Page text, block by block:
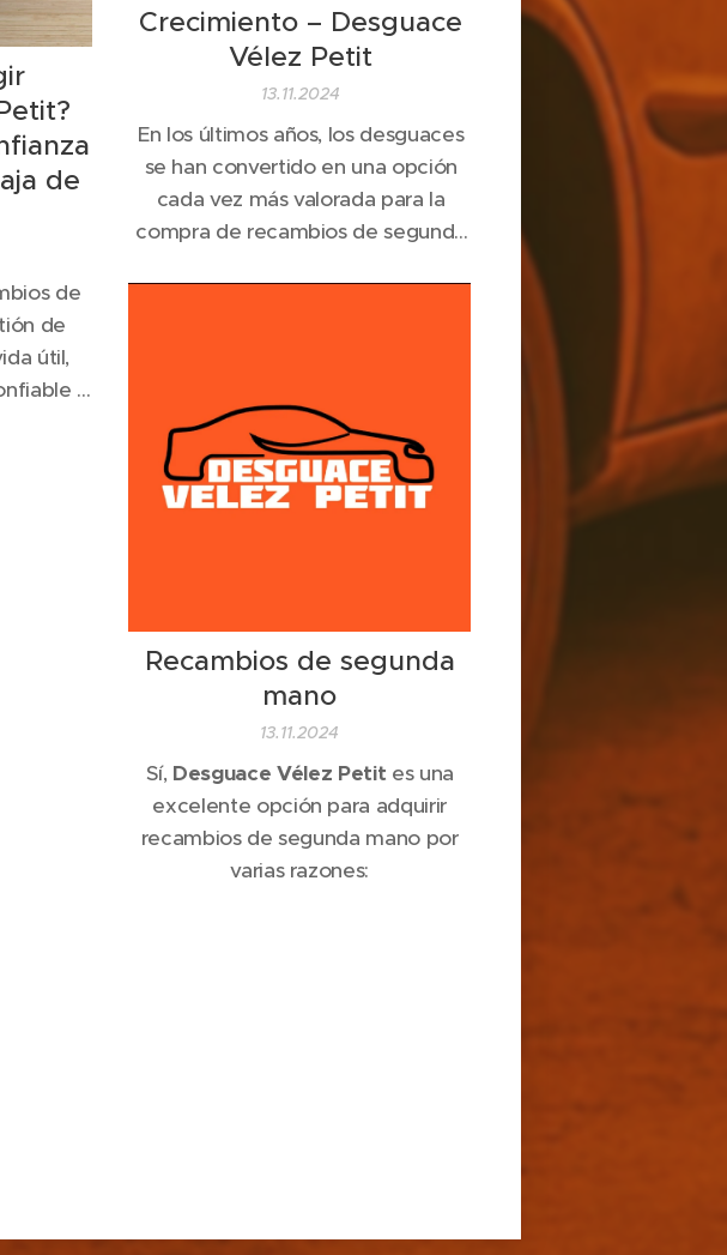
de
de
de
útil,
y
Crecimiento – Desguace
Vélez Petit
13.11.2024
En los últimos años, los desguaces
se han convertido en una opción
cada vez más valorada para la
compra de recambios de segunda
tanto recambios de calidad como
servicios...
Recambios de segunda
mano
13.11.2024
Sí, Desguace Vélez Petit es una
excelente opción para adquirir
recambios de segunda mano por
varias razones: